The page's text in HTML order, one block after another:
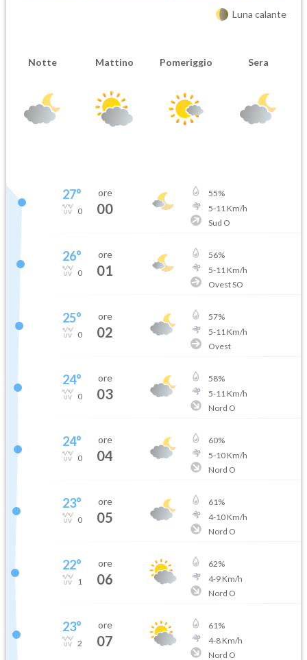
Luna calante
Notte Mattino Pomeriggio Sera
27°
0
ore
00
55%
5-11 Km/h
Sud O
26°
0
ore
01
56%
5-11 Km/h
Ovest SO
25°
0
ore
02
57%
5-11 Km/h
Ovest
24°
0
ore
03
58%
5-11 Km/h
Nord O
24°
0
ore
04
60%
5-10Km/h
Nord O
23°
0
ore
05
61%
4-10Km/h
Nord O
22°
1
ore
06
62%
4-9Km/h
Nord O
23°
2
ore
07
61%
4-8Km/h
Nord O